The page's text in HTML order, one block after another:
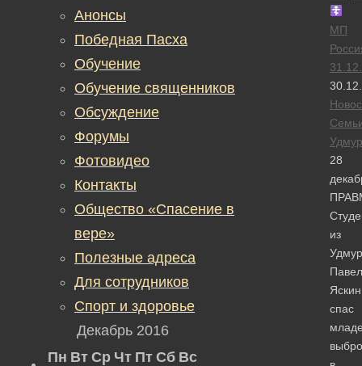
МП
28
из
Павел
Яскин
спас
Анонсы
Победная Пасха
Обучение
Обучение священников
Обсуждение
Форумы
Фотовидео
Контакты
Общество «Спасение в
вере»
Полезные адреса
Для сотрудников
Спорт и здоровье
Декабрь 2016
Пн Вт Ср Чт Пт Сб Вс